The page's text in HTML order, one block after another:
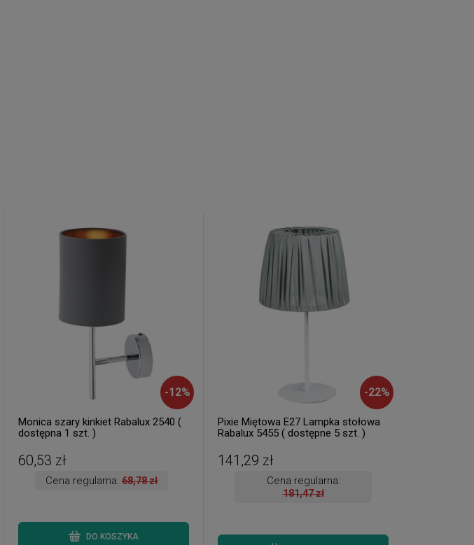
-12%
Monica szary kinkiet Rabalux 2540 (
dostępna 1 szt. )
60,53 zł
Cena regularna:68,78 zł
DO KOSZYKA
-22%
Pixie Miętowa E27 Lampka stołowa
Rabalux 5455 ( dostępne 5 szt. )
141,29 zł
Cena regularna:
181,47 zł